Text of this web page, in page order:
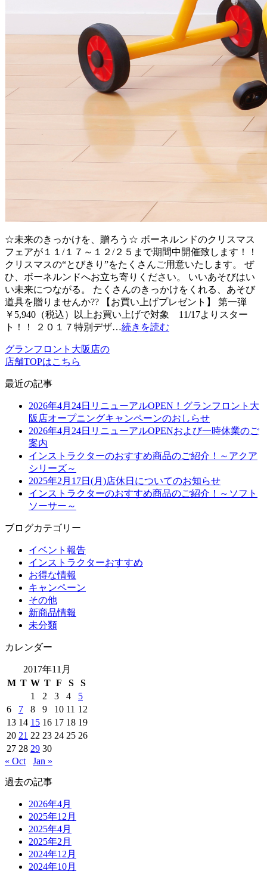
☆未来のきっかけを、贈ろう☆ ボーネルンドのクリスマス
フェアが１１/１７～１２/２５まで期間中開催致します！！
クリスマスの“とびきり”をたくさんご用意いたします。 ぜ
ひ、ボーネルンドへお立ち寄りください。 いいあそびはい
い未来につながる。 たくさんのきっかけをくれる、あそび
道具を贈りませんか?? 【お買い上げプレゼント】 第一弾
￥5,940（税込）以上お買い上げで対象 11/17よりスター
ト！！ ２０１７特別デザ…続きを読む
グランフロント大阪店の
店舗TOPはこちら
最近の記事
2026年4月24日リニューアルOPEN！グランフロント大
阪店オープニングキャンペーンのおしらせ
2026年4月24日リニューアルOPENおよび一時休業のご
案内
インストラクターのおすすめ商品のご紹介！～アクア
シリーズ～
2025年2月17日(月)店休日についてのお知らせ
インストラクターのおすすめ商品のご紹介！～ソフト
ソーサー～
ブログカテゴリー
イベント報告
インストラクターおすすめ
お得な情報
キャンペーン
その他
新商品情報
未分類
カレンダー
2017年11月
M T W T F S
S
1
2 3 4
5
6
7 8 9 10 11 12
13 14 15 16 17 18 19
20 21 22 23 24 25 26
27 28 29 30
« Oct
Jan »
過去の記事
2026年4月
2025年12月
2025年4月
2025年2月
2024年12月
2024年10月